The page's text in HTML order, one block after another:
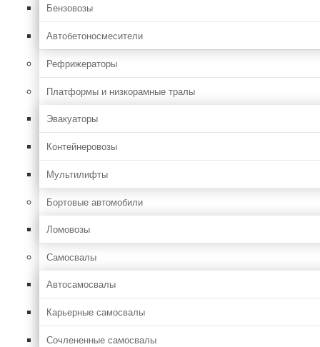
Бензовозы
Автобетоносмесители
Рефрижераторы
Платформы и низкорамные тралы
Эвакуаторы
Контейнеровозы
Мультилифты
Бортовые автомобили
Ломовозы
Самосвалы
Автосамосвалы
Карьерные самосвалы
Сочлененные самосвалы